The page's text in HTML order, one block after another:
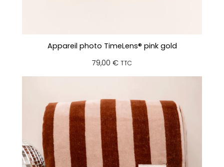
Appareil photo TimeLens® pink gold
79,00 € TTC